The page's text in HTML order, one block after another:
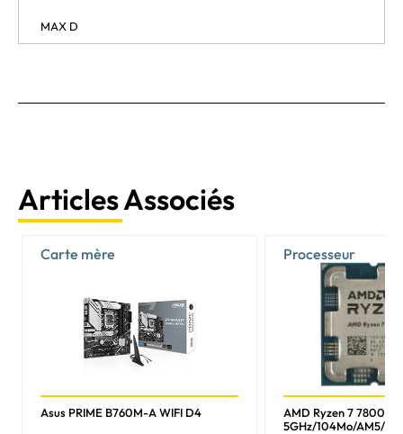
MAX D
Articles Associés
Carte mère
Asus PRIME B760M-A WIFI D4
Processeur
AMD Ryzen 7
5GHz/104Mo/AM5/